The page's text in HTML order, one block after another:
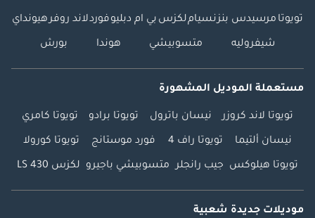
تويوتا مرسيدس بنزنسياملكزس بي ام دبليوفوردلاند روفرهيونداي
شيفروليه متسوبيشي هوندا بورش
مستعملة الموديل المشهورة
تويوتا لاند كروزر نيسان باترول تويوتا برادو تويوتا كامري
نيسان ألتيما تويوتا راف 4 فورد موستانج تويوتا كورولا
تويوتا هيلوكس جيب رانجلر متسوبيشي باجيرو لكزس LS 430
موديلات جديدة شعبية